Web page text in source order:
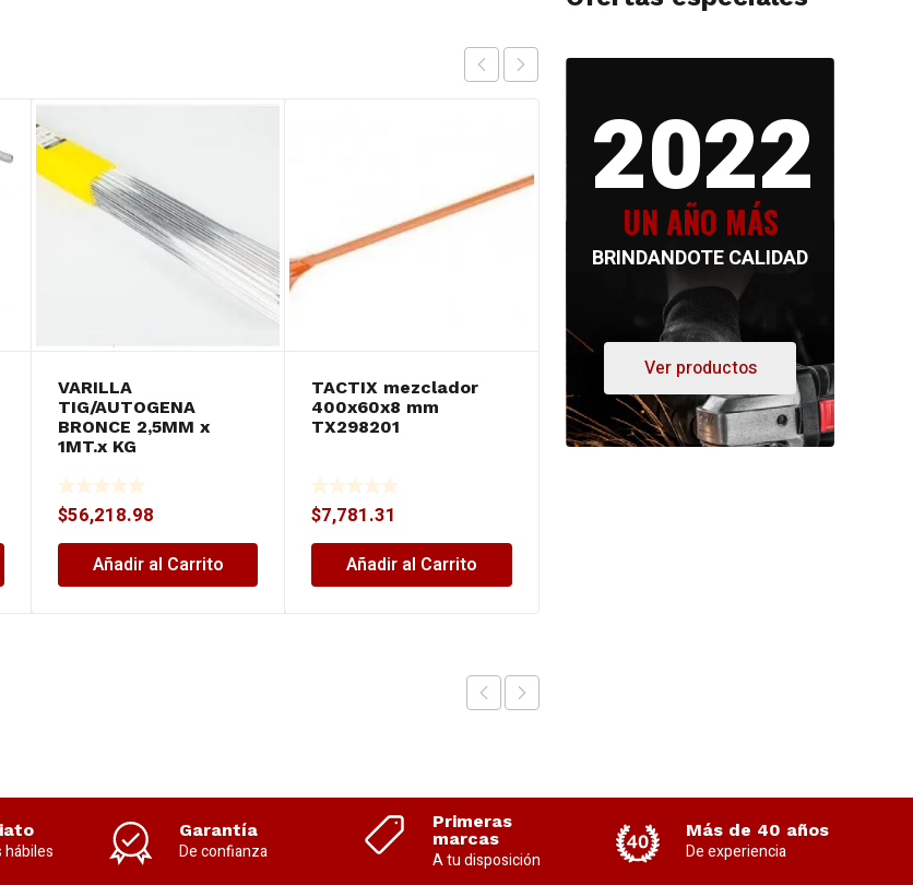
VARILLA
TIG/AUTOGENA
BRONCE 2,5MM x
1MT.x KG
$56,218.98
Añadir al Carrito
TACTIX mezclador
400x60x8 mm
TX298201
$7,781.31
Añadir al Carrito
SOL prensa F 800mm
N 6
2022
UN AÑO MÁS
BRINDANDOTE CALIDAD
Ver productos
hábiles
Garantía
De confianza
Primeras
marcas
A tu disposición
Más de 40 años
De experiencia